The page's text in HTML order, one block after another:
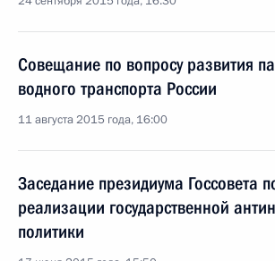
Совещание по вопросу развития
водного транспорта России
11 августа 2015 года, 16:00
Заседание президиума Госсовета
реализации государственной
политики